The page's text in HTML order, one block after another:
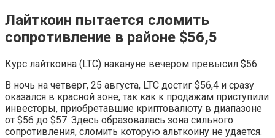
Лайткоин пытается сломить
сопротивление в районе $56,5
Курс лайткоина (LTC) накануне вечером превысил $56.
В ночь на четверг, 25 августа, LTC достиг $56,4 и сразу
оказался в красной зоне, так как к продажам приступили
инвесторы, приобретавшие криптовалюту в диапазоне
от $56 до $57. Здесь образовалась зона сильного
сопротивления, сломить которую альткоину не удается.